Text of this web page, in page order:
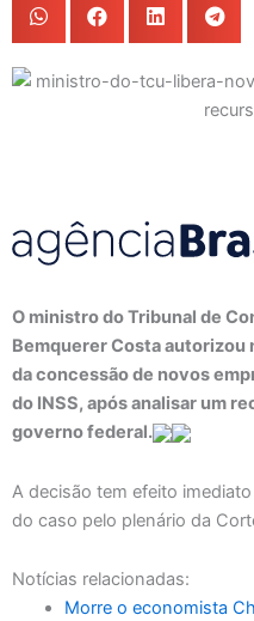
O ministro do Tribunal de
Bemquerer Costa
da concessão de novos
do INSS, após analisar um
governo federal.
A decisão tem efeito
do caso pelo plenário da
Notícias relacionadas:
Morre o economista